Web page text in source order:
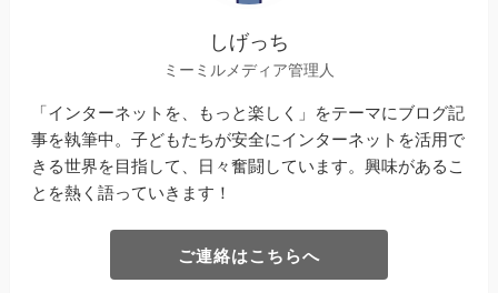
しげっち
ミーミルメディア管理人
「インターネットを、もっと楽しく」をテーマにブログ記
事を執筆中。子どもたちが安全にインターネットを活用で
きる世界を目指して、日々奮闘しています。興味があるこ
とを熱く語っていきます！
ご連絡はこちらへ